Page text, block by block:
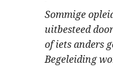
Sommige
uitbesteed
of iets anders
Begeleiding